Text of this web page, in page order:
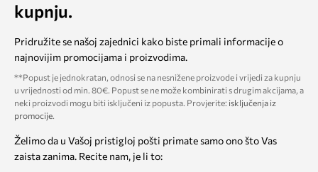
kupnju.
Pridružite se našoj zajednici kako biste primali informacije o
najnovijim promocijama i proizvodima.
**Popust je jednokratan, odnosi se na nesnižene proizvode i vrijedi za kupnju
u vrijednosti od min. 80€. Popust se ne može kombinirati s drugim akcijama, a
neki proizvodi mogu biti isključeni iz popusta. Provjerite: isključenja iz
promocije.
Želimo da u Vašoj pristigloj pošti primate samo ono što Vas
zaista zanima. Recite nam, je li to: